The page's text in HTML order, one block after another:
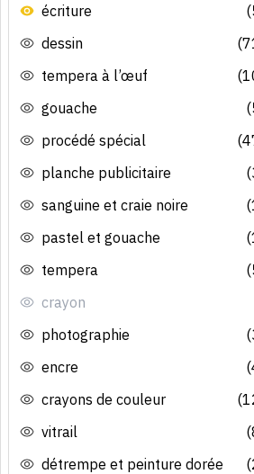
écriture
dessin
tempera à l’œuf
gouache
procédé spécial
planche publicitaire
sanguine et craie noire
pastel et gouache
tempera
crayon
photographie
encre
crayons de couleur
vitrail
détrempe et peinture dorée